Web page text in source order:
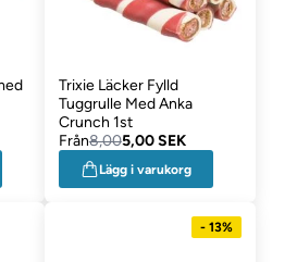
Trixie Läcker Fylld
Tuggrulle Med Anka
Crunch 1st
Från8,005,00 SEK
Lägg i varukorg
- 13%